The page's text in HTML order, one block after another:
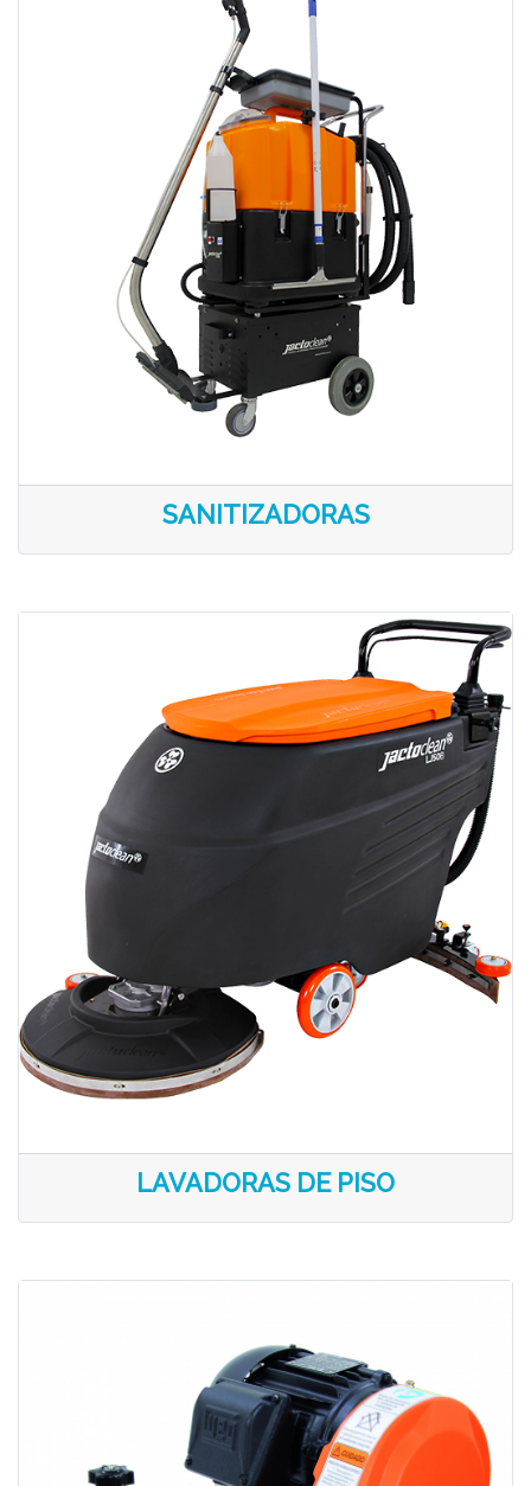
SANITIZADORAS
LAVADORAS DE PISO